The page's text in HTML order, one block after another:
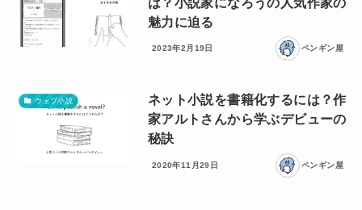
魅力に迫る
2023年2月19日 ペンギン屋
ウェブ小説
ネット小説を書籍化するには？作
家アルトさんから学ぶデビューの
秘訣
2020年11月29日 ペンギン屋